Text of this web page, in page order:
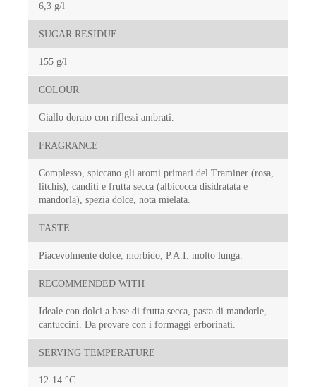
6,3 g/l
SUGAR RESIDUE
155 g/l
COLOUR
Giallo dorato con riflessi ambrati.
FRAGRANCE
Complesso, spiccano gli aromi primari del Traminer (rosa,
litchis), canditi e frutta secca (albicocca disidratata e
mandorla), spezia dolce, nota mielata.
TASTE
Piacevolmente dolce, morbido, P.A.I. molto lunga.
RECOMMENDED WITH
Ideale con dolci a base di frutta secca, pasta di mandorle,
cantuccini. Da provare con i formaggi erborinati.
SERVING TEMPERATURE
12-14 °C